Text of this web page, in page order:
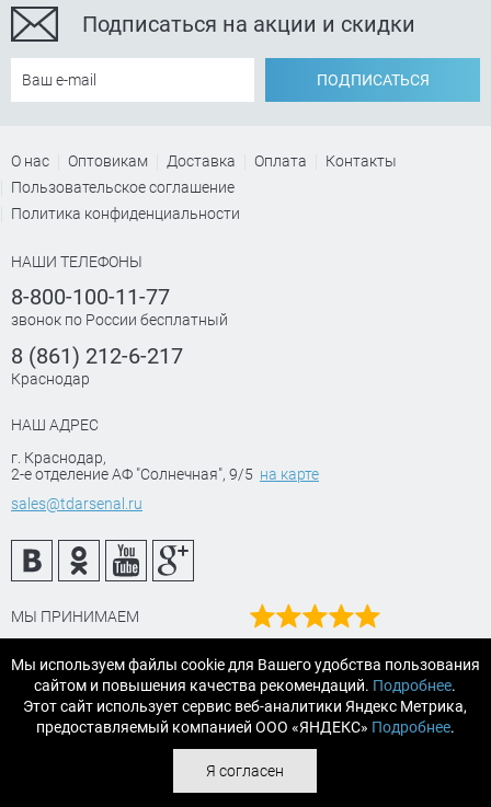
Подписаться на акции и скидки
ПОДПИСАТЬСЯ
О нас Оптовикам Доставка Оплата
Контакты
Пользовательское соглашение
Политика конфиденциальности
НАШИ ТЕЛЕФОНЫ
8-800-100-11-77
звонок по России бесплатный
8 (861) 212-6-217
Краснодар
НАШ АДРЕС
г. Краснодар,
2-е отделение АФ "Солнечная", 9/5 на карте
sales@tdarsenal.ru
МЫ ПРИНИМАЕМ
на Яндекс маркет
Читайте отзывы
© 2007-2026 «АРСЕНАЛТРЕЙДИНГ Краснодар» строительные и
Мы используем файлы cookie для Вашего удобства пользования
сайтом и повышения качества рекомендаций. Подробнее.
Этот сайт использует сервис веб-аналитики Яндекс Метрика,
предоставляемый компанией ООО «ЯНДЕКС» Подробнее.
Я согласен